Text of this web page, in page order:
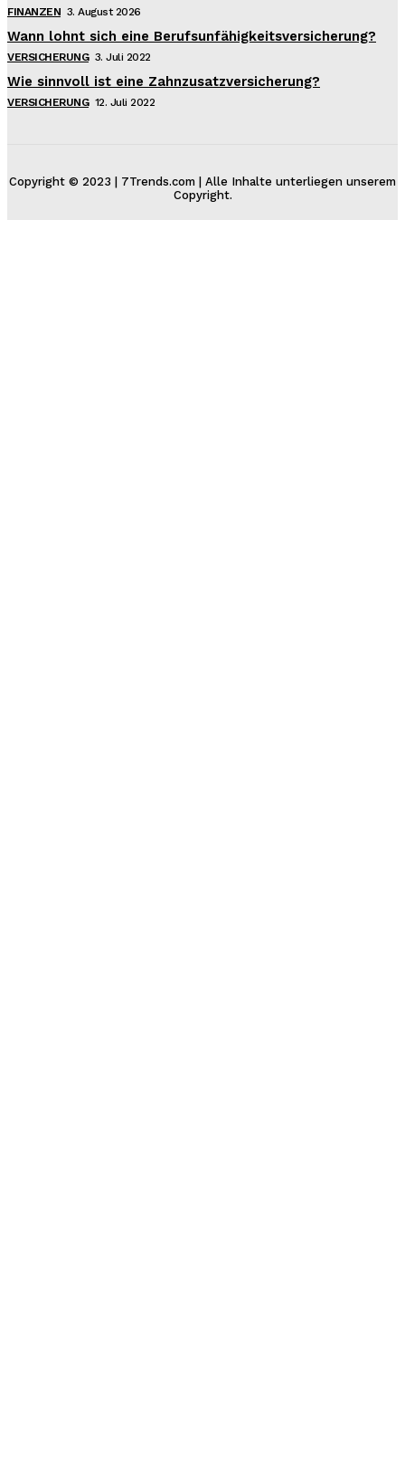
FINANZEN 3. August 2026
Wann lohnt sich eine Berufsunfähigkeitsversicherung?
VERSICHERUNG 3. Juli 2022
Wie sinnvoll ist eine Zahnzusatzversicherung?
VERSICHERUNG 12. Juli 2022
Copyright © 2023 | 7Trends.com | Alle Inhalte unterliegen unserem
Copyright.